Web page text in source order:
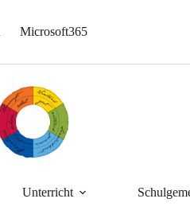
Microsoft365
Unterricht